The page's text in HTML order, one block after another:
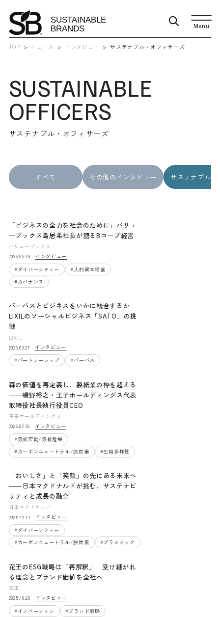
Menu
TOP ニュース インタビュー サステナブル・オフィサーズ
SUSTAINABLE
OFFICERS
サステナブル・オフィサーズ
すべて その他のインタビュー サステナブル
「ビジネスの全力を社会のために」バリュ
ーブックス鳥居希社長が語るBコープ経営
バリューブックス
2026.05.29
インタビュー
#ダイバーシティー # 人的資本経営
#ガバナンス
パーパスとビジネスをいかに統合するか
LIXILのソーシャルビジネス「SATO」の挑
戦
LIXIL
2026.03.27
インタビュー
#パートナーシップ #パーパス
森の価値を再定義し、製紙業の枠を超える
――磯野裕之・王子ホールディングス代表
取締役社長執行役員CEO
王子ホールディングス
2026.02.16
インタビュー
#気候変動/気候危機
#カーボンニュートラル/脱炭素 #生物多様性
「おいしさ」と「笑顔」の先にある未来へ
――日本マクドナルドが挑む、サステナビ
リティと成長の融合
日本マクドナルド
2025.12.11
インタビュー
#ダイバーシティー
#カーボンニュートラル/脱炭素 #プラスチック
花王のESG戦略は「再解釈」 受け継がれ
る理念とブランド価値を全社へ
花王
2025.10.20
インタビュー
#イノベーション #ブランド戦略